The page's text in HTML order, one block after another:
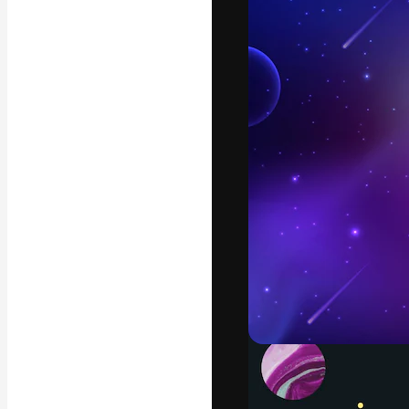
La piattaforma
migliori lavori.
creativi,
Italiano
Copyright © 2010-